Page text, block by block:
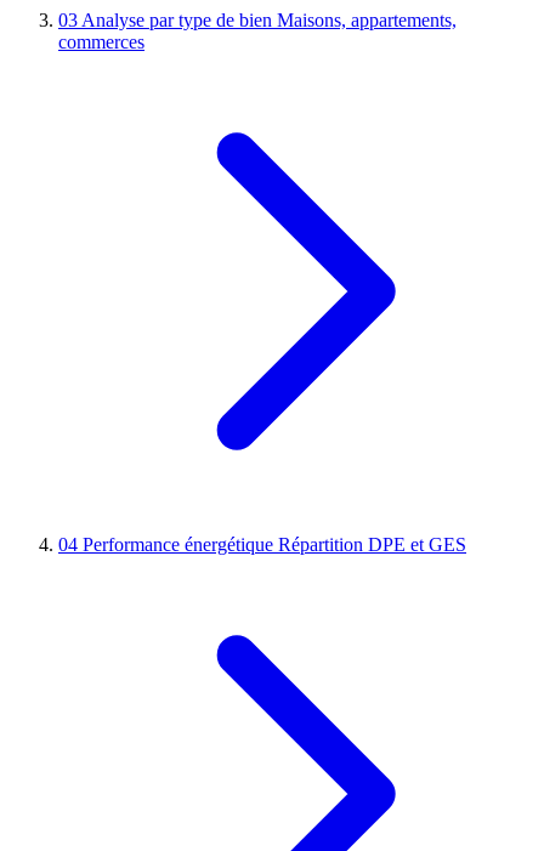
03 Analyse par type de bien Maisons, appartements,
commerces
04 Performance énergétique Répartition DPE et GES